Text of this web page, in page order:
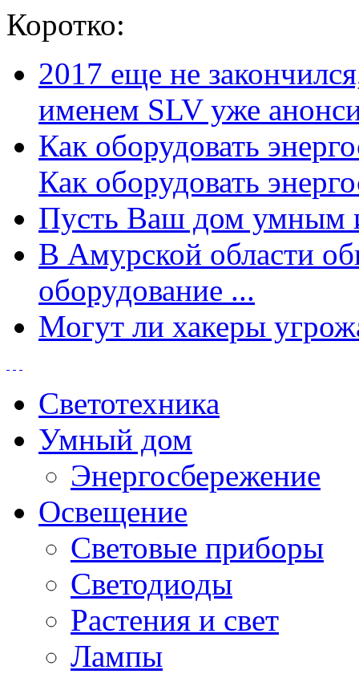
Коротко:
2017 еще не
именем SLV уже
Как оборудовать
Как оборудовать
Пусть Ваш дом умным
В Амурской области
оборудование ...
Могут ли хакеры
Светотехника
Умный дом
Энергосбережение
Освещение
Световые приборы
Светодиоды
Растения и свет
Лампы